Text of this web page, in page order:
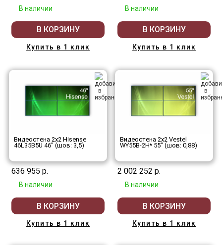
В наличии
В КОРЗИНУ
Купить в 1 клик
В наличии
В КОРЗИНУ
Купить в 1 клик
Видеостена 2x2 Hisense
46L35B5U 46" (шов: 3,5)
636 955 р.
В наличии
В КОРЗИНУ
Купить в 1 клик
Видеостена 2x2 Vestel
WY55B-2H* 55" (шов: 0,88)
2 002 252 р.
В наличии
В КОРЗИНУ
Купить в 1 клик